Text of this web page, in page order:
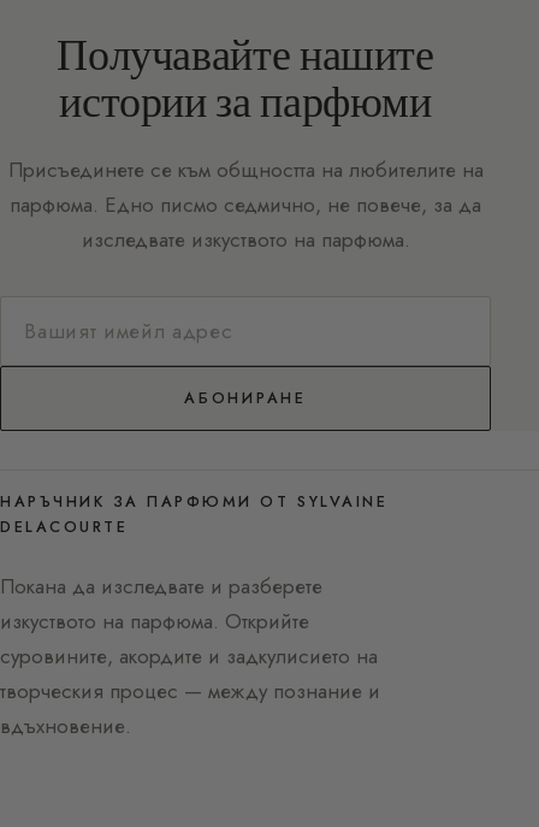
Получавайте нашите
истории за парфюми
Присъединете се към общността на любителите на
парфюма. Едно писмо седмично, не повече, за да
изследвате изкуството на парфюма.
АБОНИРАНЕ
НАРЪЧНИК ЗА ПАРФЮМИ ОТ SYLVAINE
DELACOURTE
Покана да изследвате и разберете
изкуството на парфюма. Открийте
суровините, акордите и задкулисието на
творческия процес — между познание и
вдъхновение.